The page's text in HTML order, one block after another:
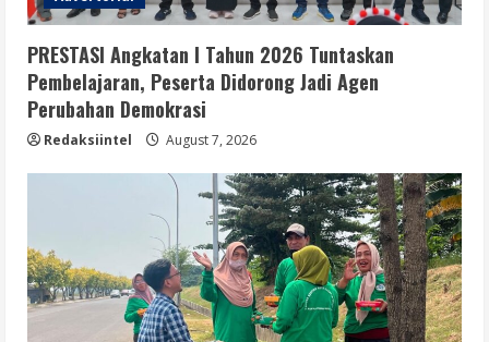
PRESTASI Angkatan I Tahun 2026 Tuntaskan
Pembelajaran, Peserta Didorong Jadi Agen
Perubahan Demokrasi
Redaksiintel August 7, 2026